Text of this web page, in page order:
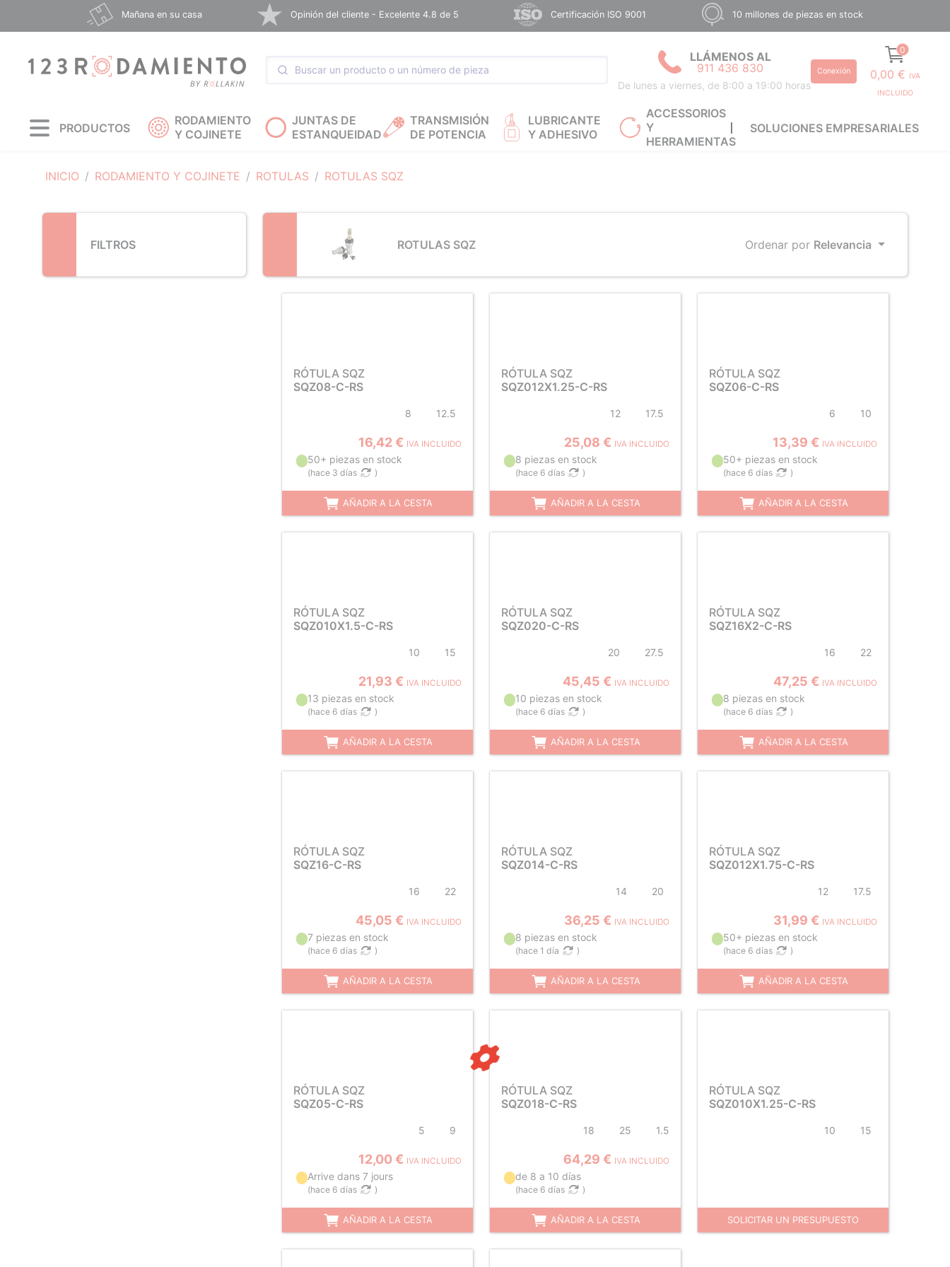
Mañana en su casa Opinión del cliente - Excelente 4.8 de 5 Certificación ISO 9001 10 millones de piezas en stock
LLÁMENOS AL
911 436 830
De lunes a viernes, de 8:00 a 19:00 horas
Conexión
0
0,00 € IVA
INCLUIDO
PRODUCTOS
RODAMIENTO
Y COJINETE
JUNTAS DE
ESTANQUEIDAD
TRANSMISIÓN
DE POTENCIA
LUBRICANTE
Y ADHESIVO
ACCESSORIOS
Y
HERRAMIENTAS
SOLUCIONES EMPRESARIALES
INICIO RODAMIENTO Y COJINETE ROTULAS ROTULAS SQZ
FILTROS ROTULAS SQZ Ordenar por Relevancia
RÓTULA SQZ
SQZ08-C-RS
8 12.5
16,42 € IVA INCLUIDO
50+ piezas en stock
(hace 3 días )
AÑADIR A LA CESTA
RÓTULA SQZ
SQZ012X1.25-C-RS
12 17.5
25,08 € IVA INCLUIDO
8 piezas en stock
(hace 6 días )
AÑADIR A LA CESTA
RÓTULA SQZ
SQZ06-C-RS
6 10
13,39 € IVA INCLUIDO
50+ piezas en stock
(hace 6 días )
AÑADIR A LA CESTA
RÓTULA SQZ
SQZ010X1.5-C-RS
10 15
21,93 € IVA INCLUIDO
13 piezas en stock
(hace 6 días )
AÑADIR A LA CESTA
RÓTULA SQZ
SQZ020-C-RS
20 27.5
45,45 € IVA INCLUIDO
10 piezas en stock
(hace 6 días )
AÑADIR A LA CESTA
RÓTULA SQZ
SQZ16X2-C-RS
16 22
47,25 € IVA INCLUIDO
8 piezas en stock
(hace 6 días )
AÑADIR A LA CESTA
RÓTULA SQZ
SQZ16-C-RS
16 22
45,05 € IVA INCLUIDO
7 piezas en stock
(hace 6 días )
AÑADIR A LA CESTA
RÓTULA SQZ
SQZ014-C-RS
14 20
36,25 € IVA INCLUIDO
8 piezas en stock
(hace 1 día )
AÑADIR A LA CESTA
RÓTULA SQZ
SQZ012X1.75-C-RS
12 17.5
31,99 € IVA INCLUIDO
50+ piezas en stock
(hace 6 días )
AÑADIR A LA CESTA
RÓTULA SQZ
SQZ05-C-RS
5 9
12,00 € IVA INCLUIDO
Arrive dans 7 jours
(hace 6 días )
AÑADIR A LA CESTA
RÓTULA SQZ
SQZ018-C-RS
18 25 1.5
64,29 € IVA INCLUIDO
de 8 a 10 días
(hace 6 días )
AÑADIR A LA CESTA
RÓTULA SQZ
SQZ010X1.25-C-RS
10 15
SOLICITAR UN PRESUPUESTO